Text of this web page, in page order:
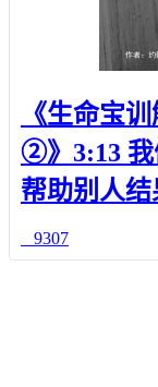
《生命宝
②》3:13 我
帮助别人结
9307